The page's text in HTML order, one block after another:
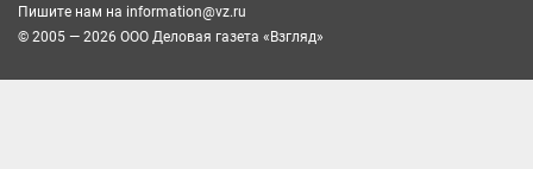
Пишите нам на information@vz.ru
© 2005 — 2026 ООО Деловая газета «Взгляд»